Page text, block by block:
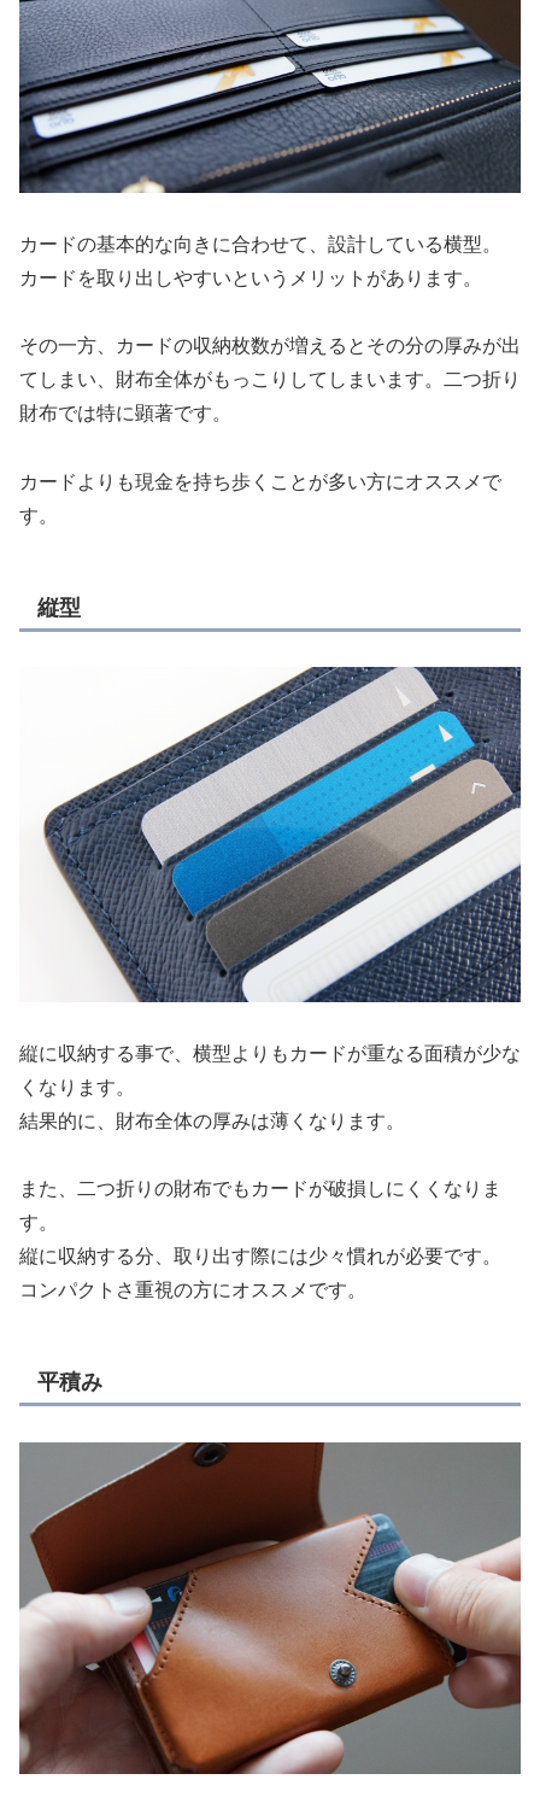
カードの基本的な向きに合わせて、設計している横型。
カードを取り出しやすいというメリットがあります。
その一方、カードの収納枚数が増えるとその分の厚みが出
てしまい、財布全体がもっこりしてしまいます。二つ折り
財布では特に顕著です。
カードよりも現金を持ち歩くことが多い方にオススメで
す。
縦型
縦に収納する事で、横型よりもカードが重なる面積が少な
くなります。
結果的に、財布全体の厚みは薄くなります。
また、二つ折りの財布でもカードが破損しにくくなりま
す。
縦に収納する分、取り出す際には少々慣れが必要です。
コンパクトさ重視の方にオススメです。
平積み